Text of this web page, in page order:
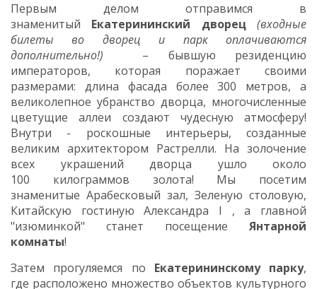
Первым делом отправимся в
знаменитый Екатерининский дворец(входные
билеты во дворец и парк оплачиваются
дополнительно!) – бывшую резиденцию
императоров, которая поражает своими
размерами: длина фасада более 300 метров, а
великолепное убранство дворца, многочисленные
цветущие аллеи создают чудесную атмосферу!
Внутри - роскошные интерьеры, созданные
великим архитектором Растрелли. На золочение
всех украшений дворца ушло около
100 килограммов золота! Мы посетим
знаменитые Арабесковый зал, Зеленую столовую,
Китайскую гостиную Александра I , а главной
"изюминкой" станет посещение Янтарной
комнаты!
Затем прогуляемся по Екатерининскому парку,
где расположено множество объектов культурного